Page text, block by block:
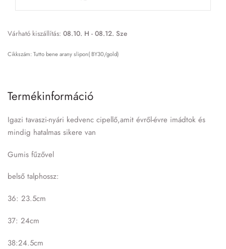
Várható kiszállítás: 08.10. H - 08.12. Sze
Tutto bene arany slipon( BY30/gold)
Termékinformáció
Igazi tavaszi-nyári kedvenc cipellő,amit évről-évre imádtok és
mindig hatalmas sikere van
Gumis fűzővel
belső talphossz:
36: 23.5cm
37: 24cm
38:24.5cm